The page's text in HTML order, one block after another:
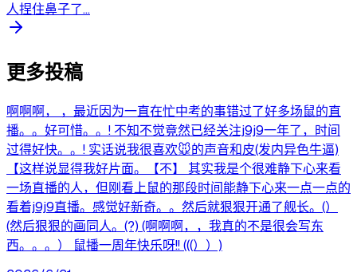
人捏住鼻子了...
更多投稿
啊啊啊， ，最近因为一直在忙中考的事错过了好多场鼠的直
播。。好可惜。。! 不知不觉竟然已经关注j9j9一年了，时间
过得好快。。! 实话说我很喜欢🐭的声音和皮(发内异色牛逼)
【这样说显得我好片面。【不】 其实我是个很难静下心来看
一场直播的人，但刚看上鼠的那段时间能静下心来一点一点的
看着j9j9直播。感觉好新奇。。然后就狠狠开通了舰长。(）
(然后狠狠的画同人。(?) (啊啊啊，，我真的不是很会写东
西。。。） 鼠播一周年快乐呀!! (((））)